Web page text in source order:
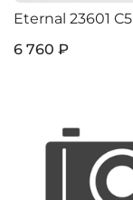
Eternal 23601 C5
6 760 ₽